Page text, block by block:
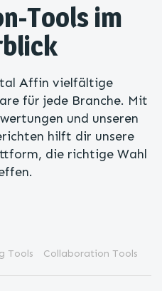
Tools im
Affin vielfältige
für jede Branche. Mit
und unseren
hilft dir unsere
die richtige Wahl
Tools
Collaboration Tools